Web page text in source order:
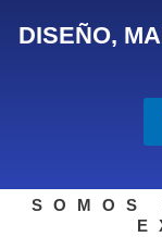
DISEÑO,
SOMOS